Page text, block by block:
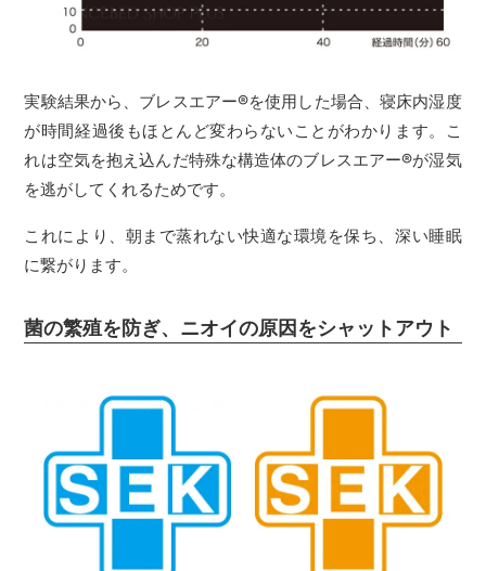
実験結果から、ブレスエアー®を使用した場合、寝床内湿度
が時間経過後もほとんど変わらないことがわかります。こ
れは空気を抱え込んだ特殊な構造体のブレスエアー®が湿気
を逃がしてくれるためです。
これにより、朝まで蒸れない快適な環境を保ち、深い睡眠
に繋がります。
菌の繁殖を防ぎ、ニオイの原因をシャットアウト